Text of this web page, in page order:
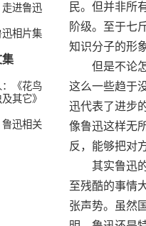
走进鲁迅
迅相片集
集
：《花鸟
其它》
鲁迅相关
民。但并非所
阶级。至于七
知识分子的形象
但是不论怎
这么一些趋于
迅代表了进步
像鲁迅这样无
反，能够把对
其实鲁迅的
至残酷的事情
张声势。虽然